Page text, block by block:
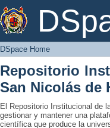
DSpace Home
DSpace Home
Repositorio
San Nicolás de
El Repositorio Institucional de
gestionar y mantener una
científica que produce la